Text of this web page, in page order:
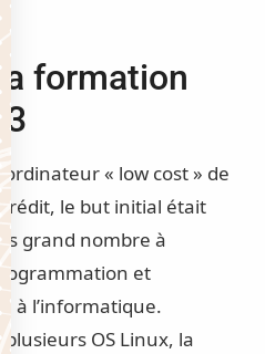
formation
« low cost » de
le but initial était
grand nombre à
et
à l’informatique.
OS Linux, la